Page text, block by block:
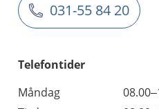
031-55 84 20
Telefontider
Måndag